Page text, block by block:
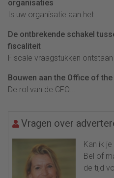
organisaties
Is uw organisatie aan het...
De ontbrekende schakel
fiscaliteit
Fiscale vraagstukken ontstaan
Bouwen aan the Office of the
De rol van de CFO...
Vragen over
Kan ik
Bel of
de tijd